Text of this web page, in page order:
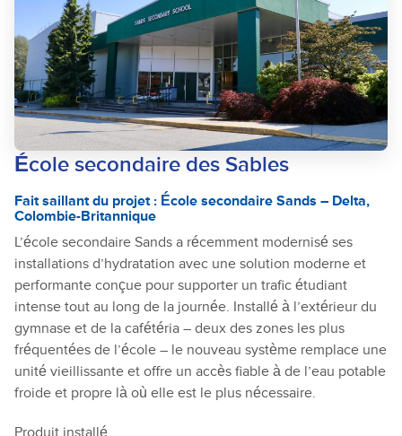
École secondaire des Sables
Fait saillant du projet : École secondaire Sands – Delta,
Colombie-Britannique
L’école secondaire Sands a récemment modernisé ses
installations d’hydratation avec une solution moderne et
performante conçue pour supporter un trafic étudiant
intense tout au long de la journée. Installé à l’extérieur du
gymnase et de la cafétéria – deux des zones les plus
fréquentées de l’école – le nouveau système remplace une
unité vieillissante et offre un accès fiable à de l’eau potable
froide et propre là où elle est le plus nécessaire.